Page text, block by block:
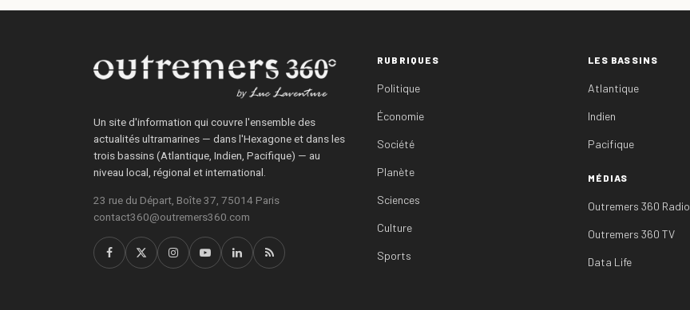
Un site d'information qui couvre l'ensemble des
actualités ultramarines — dans l'Hexagone et dans les
trois bassins (Atlantique, Indien, Pacifique) — au
niveau local, régional et international.
23 rue du Départ, Boîte 37, 75014 Paris
contact360@outremers360.com
RUBRIQUES
Politique
Économie
Société
Planète
Sciences
Culture
Sports
LES BASSINS
Atlantique
Indien
Pacifique
MÉDIAS
Outremers 360 Radio
Outremers 360 TV
Data Life